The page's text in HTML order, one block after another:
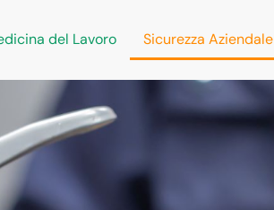
del Lavoro Sicurezza Aziendale